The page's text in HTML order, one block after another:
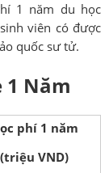
1 năm du học
viên có được
quốc sư tử.
1 Năm
phí 1 năm
(triệu VND)